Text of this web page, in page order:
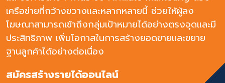
เครือข่ายที่กว้างขวางและหลากหลายนี้ ช่วยให้ผู้ลง
โฆษณาสามารถเข้าถึงกลุ่มเป้าหมายได้อย่างตรงจุดและมี
ประสิทธิภาพ เพิ่มโอกาสในการสร้างยอดขายและขยาย
ฐานลูกค้าได้อย่างต่อเนื่อง
สมัครสร้างรายได้ออนไลน์